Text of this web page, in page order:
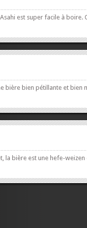
est super facile à
bière bien pétillante et bien
bière est une hefe-